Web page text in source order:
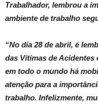
Trabalhador, lembrou a
ambiente de trabalho
“No dia 28 de abril, é
das Vítimas de Acidentes
em todo o mundo há
atenção para a
trabalho. Infelizmente,